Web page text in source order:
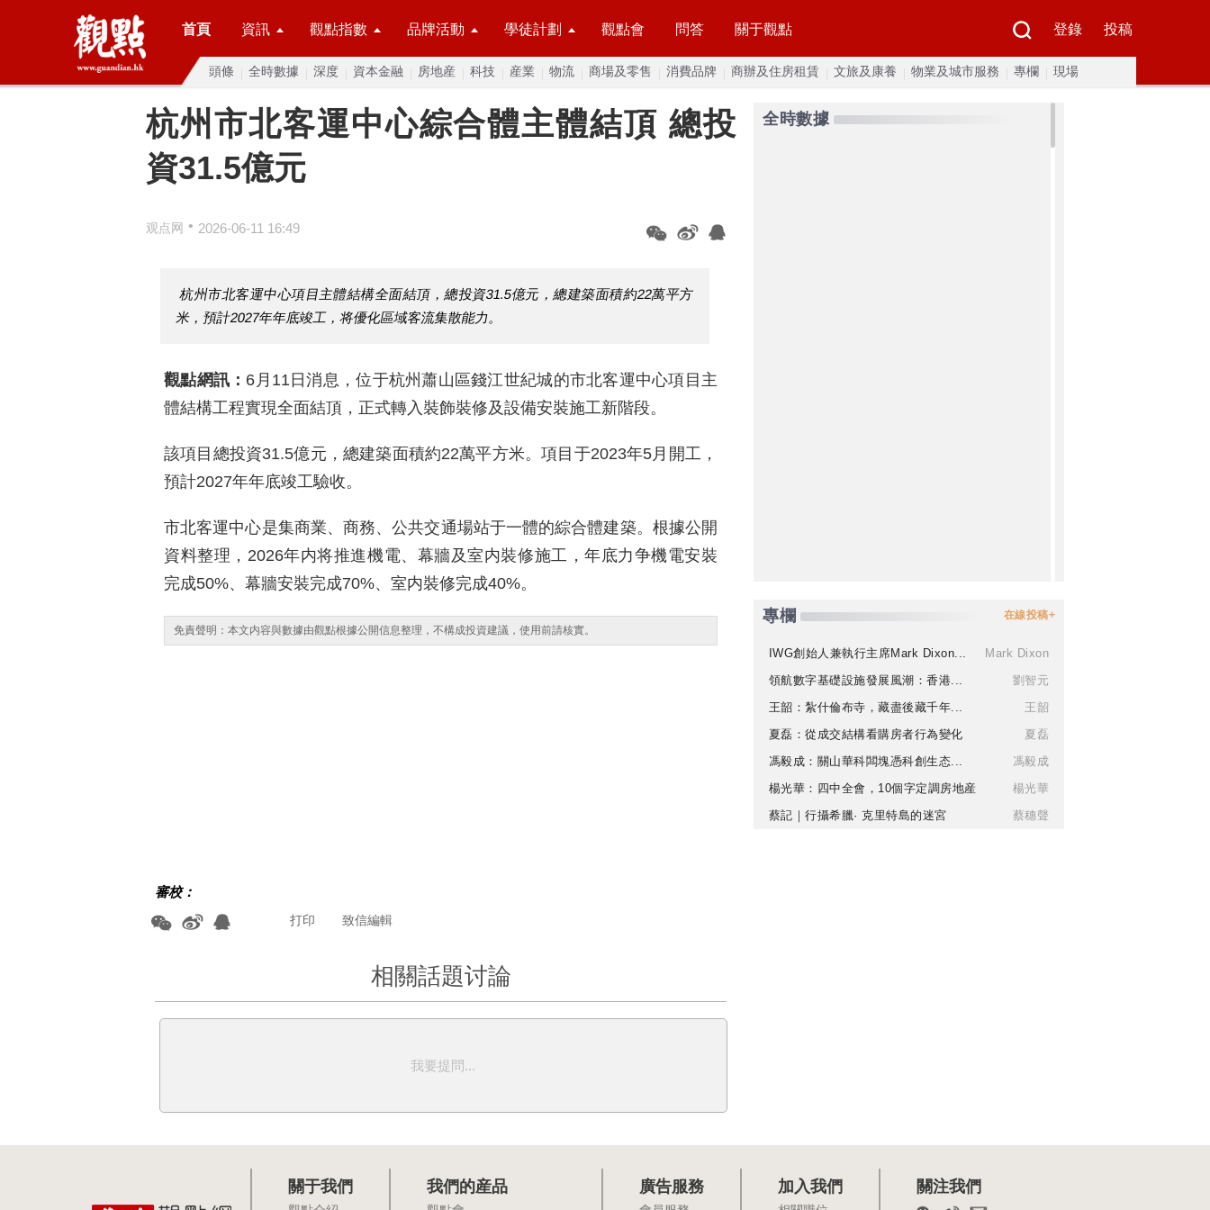
首頁 資訊 觀點指數 品牌活動 學徒計劃 觀點會 問答 關于觀點 登錄 投稿
頭條 全時數據 深度 資本金融 房地産 科技 産業 物流 商場及零售 消費品牌 商辦及住房租賃 文旅及康養 物業及城市服務 專欄 現場
杭州市北客運中心綜合體主體結頂 總投
資31.5億元
观点网 • 2026-06-11 16:49
杭州市北客運中心項目主體結構全面結頂，總投資31.5億元，總建築面積約22萬平方
米，預計2027年年底竣工，将優化區域客流集散能力。
觀點網訊： 6月11日消息，位于杭州蕭山區錢江世紀城的市北客運中心項目主
體結構工程實現全面結頂，正式轉入裝飾裝修及設備安裝施工新階段。
該項目總投資31.5億元，總建築面積約22萬平方米。項目于2023年5月開工，
預計2027年年底竣工驗收。
市北客運中心是集商業、商務、公共交通場站于一體的綜合體建築。根據公開
資料整理，2026年内将推進機電、幕牆及室内裝修施工，年底力争機電安裝
完成50%、幕牆安裝完成70%、室内裝修完成40%。
免責聲明：本文内容與數據由觀點根據公開信息整理，不構成投資建議，使用前請核實。
審校：
致信編輯
打印
相關話題讨論
我要提問...
全時數據
專欄 在線投稿+
IWG創始人兼執行主席Mark Dixon...
Mark Dixon
領航數字基礎設施發展風潮：香港...
劉智元
王韶：紮什倫布寺，藏盡後藏千年...
王韶
夏磊：從成交結構看購房者行為變化
夏磊
馮毅成：關山華科闆塊憑科創生态...
馮毅成
楊光華：四中全會，10個字定調房地産
楊光華
蔡記｜行攝希臘· 克里特島的迷宮
蔡穗聲
關于我們 我們的産品 廣告服務 加入我們 關注我們